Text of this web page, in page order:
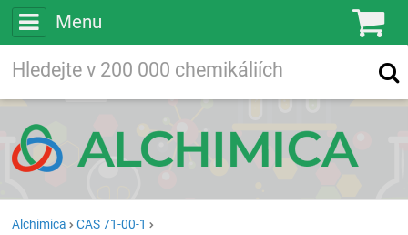
Menu
Vyhledávání
Alchimica
CAS 71-00-1